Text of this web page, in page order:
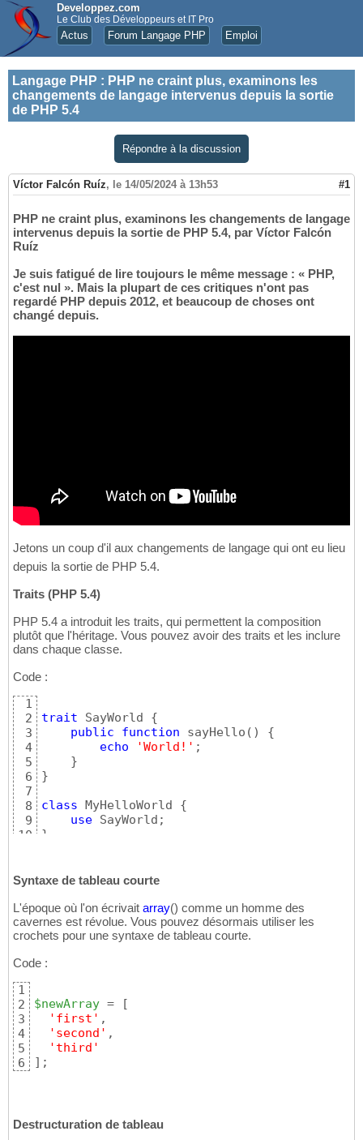
Developpez.com
Le Club des Développeurs et IT Pro
Actus Forum Langage PHP Emploi
Langage PHP : PHP ne craint plus, examinons les
changements de langage intervenus depuis la sortie
de PHP 5.4
Répondre à la discussion
Víctor Falcón Ruíz, le 14/05/2024 à 13h53 #1
PHP ne craint plus, examinons les changements de langage
intervenus depuis la sortie de PHP 5.4, par Víctor Falcón
Ruíz
Je suis fatigué de lire toujours le même message : « PHP,
c'est nul ». Mais la plupart de ces critiques n'ont pas
regardé PHP depuis 2012, et beaucoup de choses ont
changé depuis.
Jetons un coup d'il aux changements de langage qui ont eu lieu
depuis la sortie de PHP 5.4.
Traits (PHP 5.4)
PHP 5.4 a introduit les traits, qui permettent la composition
plutôt que l'héritage. Vous pouvez avoir des traits et les inclure
dans chaque classe.
Code :
1
2
3
4
5
6
7
8
9
10
trait SayWorld {
public
function sayHello ( )
{
echo
'World!' ;
}
}
class MyHelloWorld {
use
}
Syntaxe de tableau courte
L'époque où l'on écrivait array() comme un homme des
cavernes est révolue. Vous pouvez désormais utiliser les
crochets pour une syntaxe de tableau courte.
Code :
1
2
3
4
5
6
$newArray =
[
'first' ,
'second' ,
'third'
] ;
Destructuration de tableau